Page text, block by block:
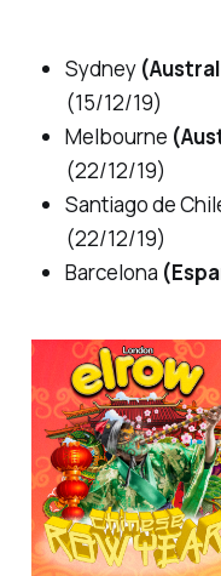
Sydney
(15/12/19)
Melbourne
(22/12/19)
Santiago de
(22/12/19)
Barcelona